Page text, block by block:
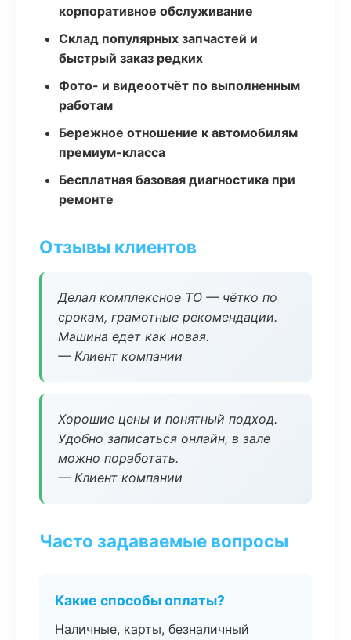
корпоративное обслуживание
Склад популярных запчастей и
быстрый заказ редких
Фото- и видеоотчёт по выполненным
работам
Бережное отношение к автомобилям
премиум-класса
Бесплатная базовая диагностика при
ремонте
Отзывы клиентов
Делал комплексное ТО — чётко по
срокам, грамотные рекомендации.
Машина едет как новая.
— Клиент компании
Хорошие цены и понятный подход.
Удобно записаться онлайн, в зале
можно поработать.
— Клиент компании
Часто задаваемые вопросы
Какие способы оплаты?
Наличные, карты, безналичный